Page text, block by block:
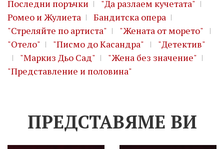
Последни поръчки
"Да разлаем кучетата"
Ромео и Жулиета
Бандитска опера
"Стреляйте по артиста"
"Жената от морето"
"Отело"
"Писмо до Касандра"
"Детектив"
"Маркиз Дьо Сад"
"Жена без значение"
"Представление и половина"
ПРЕДСТАВЯМЕ ВИ